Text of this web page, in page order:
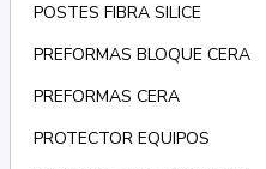
POSTES FIBRA SILICE
PREFORMAS BLOQUE CERA
PREFORMAS CERA
PROTECTOR EQUIPOS